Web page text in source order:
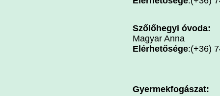
Szőlőhegyi óvoda:
Magyar Anna
Elérhetősége:(+36)
Gyermekfogászat: